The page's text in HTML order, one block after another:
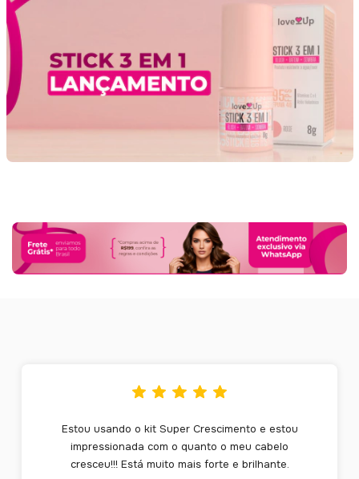
Estou usando o kit Super Crescimento e estou
impressionada com o quanto o meu cabelo
cresceu!!! Está muito mais forte e brilhante.